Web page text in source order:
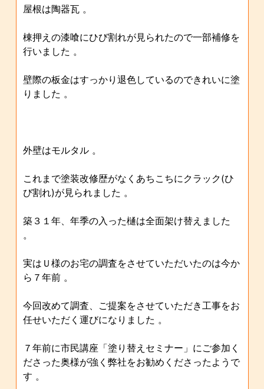
屋根は陶器瓦 。
棟押えの漆喰にひび割れが見られたので一部補修を
行いました 。
壁際の板金はすっかり退色しているのできれいに塗
りました 。
外壁はモルタル 。
これまで塗装改修歴がなくあちこちにクラック(ひ
び割れ)が見られました 。
築３１年、年季の入った樋は全面架け替えました
。
実はＵ様のお宅の調査をさせていただいたのは今か
ら７年前 。
今回改めて調査、ご提案をさせていただき工事をお
任せいただく運びになりました 。
７年前に市民講座「塗り替えセミナー」にご参加く
ださった奥様が強く弊社をお勧めくださったようで
す 。